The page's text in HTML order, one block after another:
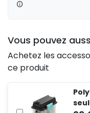
Vous pouvez
Achetez les
ce produit